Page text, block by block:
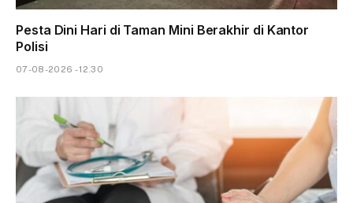
Pesta Dini Hari di Taman Mini Berakhir di Kantor
Polisi
07-08-2026 - 12.30